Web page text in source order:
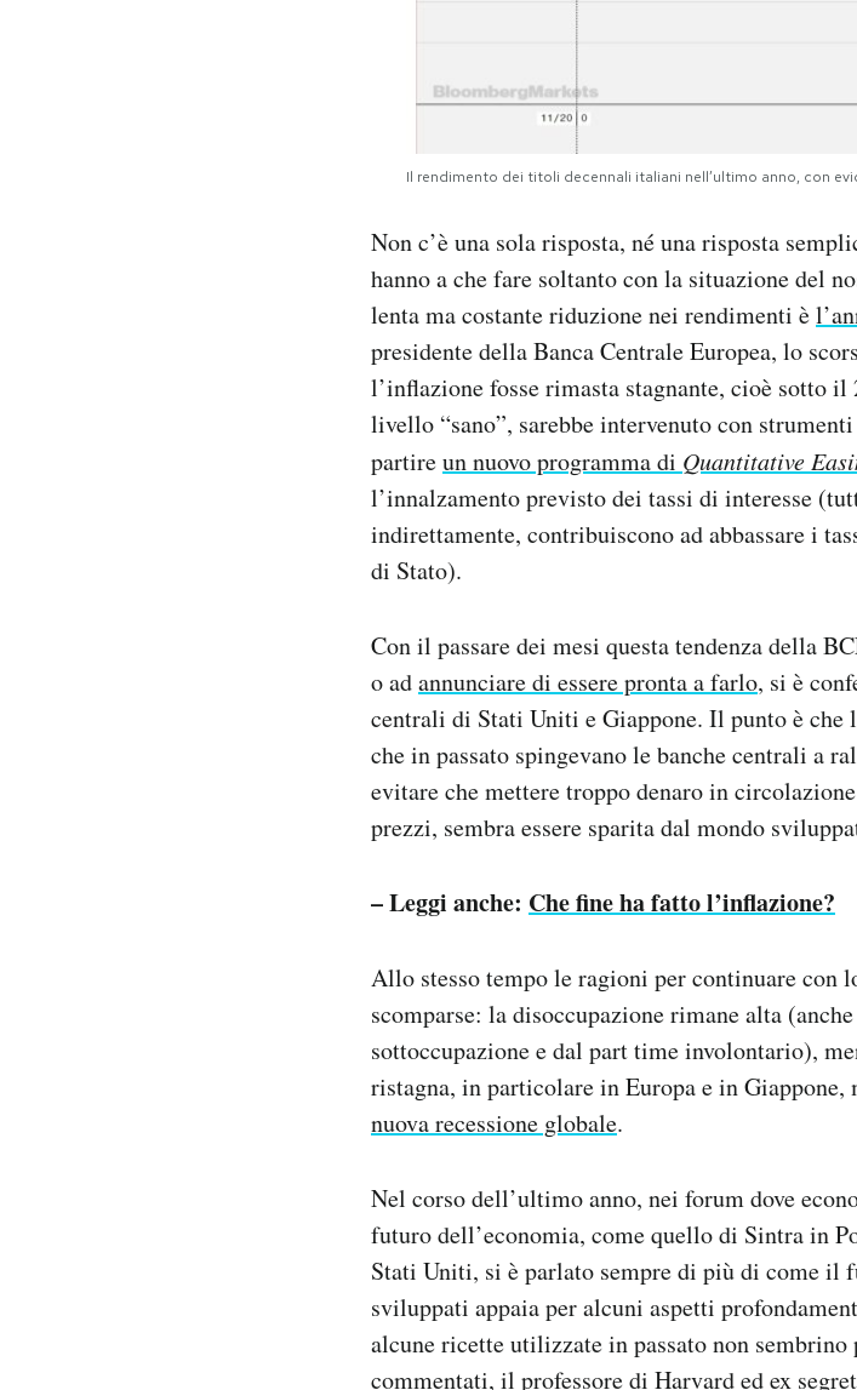
Il rendimento dei titoli decennali italiani nell’ultimo anno, con
Non c’è una sola risposta, né una risposta
hanno a che fare soltanto con la situazione del
lenta ma costante riduzione nei rendimenti è
presidente della Banca Centrale Europea, lo
l’inflazione fosse rimasta stagnante, cioè sotto
livello “sano”, sarebbe intervenuto con
partireun nuovo programma di Quantitative
l’innalzamento previsto dei tassi di interesse
indirettamente, contribuiscono ad abbassare i
di Stato).
Con il passare dei mesi questa tendenza della
o adannunciare di essere pronta a farlo, si è
centrali di Stati Uniti e Giappone. Il punto è
che in passato spingevano le banche centrali a
evitare che mettere troppo denaro in
prezzi, sembra essere sparita dal mondo
– Leggi anche: Che fine ha fatto l’inflazione?
Allo stesso tempo le ragioni per continuare con
scomparse: la disoccupazione rimane alta
sottoccupazione e dal part time involontario),
ristagna, in particolare in Europa e in
nuova recessione globale.
Nel corso dell’ultimo anno, nei forum dove
futuro dell’economia, come quello di Sintra in
Stati Uniti, si è parlato sempre di più di come il
sviluppati appaia per alcuni aspetti
alcune ricette utilizzate in passato non
commentati, il professore di Harvard ed ex